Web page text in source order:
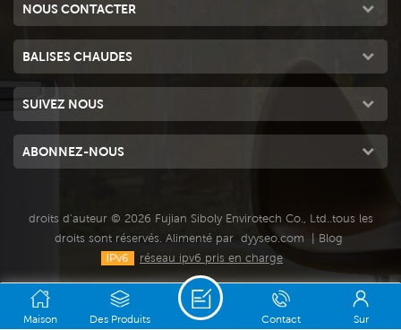
NOUS CONTACTER
BALISES CHAUDES
SUIVEZ NOUS
ABONNEZ-NOUS
droits d'auteur © 2026 Fujian Siboly Envirotech Co., Ltd..tous les
droits sont réservés. Alimenté par dyyseo.com | Blog
réseau ipv6 pris en charge
Maison Des Produits Sur
Contact